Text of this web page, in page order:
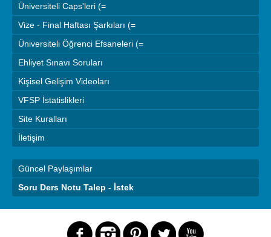
Üniversiteli Caps'leri (=
Vize - Final Haftası Şarkıları (=
Üniversiteli Öğrenci Efsaneleri (=
Ehliyet Sınavı Soruları
Kişisel Gelişim Videoları
VFSP İstatislikleri
Site Kuralları
İletişim
Güncel Paylaşımlar
Soru Ders Notu Talep - İstek